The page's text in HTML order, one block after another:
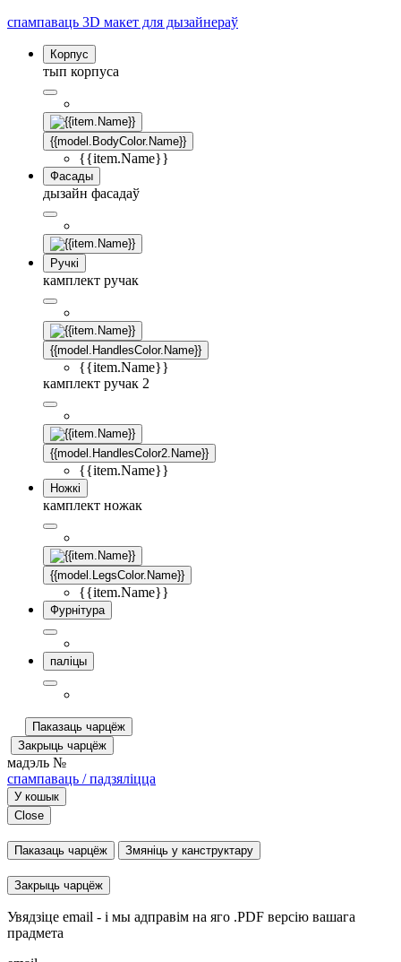
спампаваць 3D макет для дызайнераў
Корпус
тып корпуса
{{model.BodyColor.Name}}
{{item.Name}}
Фасады
дызайн фасадаў
Ручкі
камплект ручак
{{model.HandlesColor.Name}}
{{item.Name}}
камплект ручак 2
{{model.HandlesColor2.Name}}
{{item.Name}}
Ножкі
камплект ножак
{{model.LegsColor.Name}}
{{item.Name}}
Фурнітура
паліцы
Паказаць чарцёж
Закрыць чарцёж
мадэль №
спампаваць / падзяліцца
У кошык
Close
Паказаць чарцёж Змяніць у канструктару
Закрыць чарцёж
Увядзіце email - і мы адправім на яго .PDF версію вашага
прадмета